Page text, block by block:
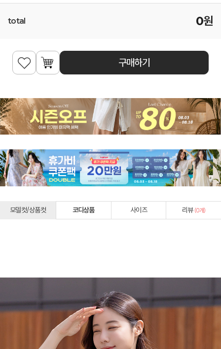
total 0원
구매하기
모델컷/상품컷 코디상품 사이즈 리뷰 (0개)